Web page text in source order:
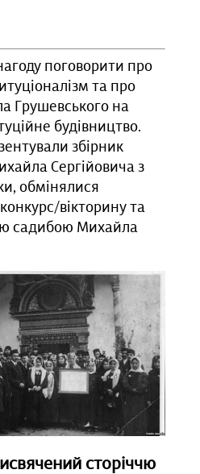
поговорити про
та про
Грушевського на
будівництво.
збірник
Сергійовича з
обмінялися
вікторину та
садибою Михайла
сторіччю